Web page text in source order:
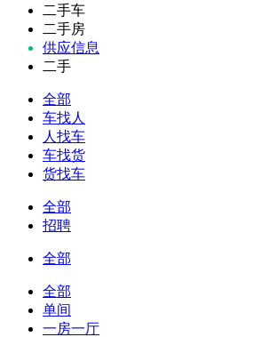
二手车
二手房
供应信息
二手
全部
车找人
人找车
车找货
货找车
全部
招聘
全部
全部
单间
一房一厅